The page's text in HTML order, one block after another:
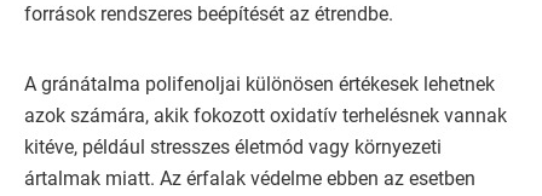
források rendszeres beépítését az étrendbe.
A gránátalma polifenoljai különösen értékesek lehetnek
azok számára, akik fokozott oxidatív terhelésnek vannak
kitéve, például stresszes életmód vagy környezeti
ártalmak miatt. Az érfalak védelme ebben az esetben